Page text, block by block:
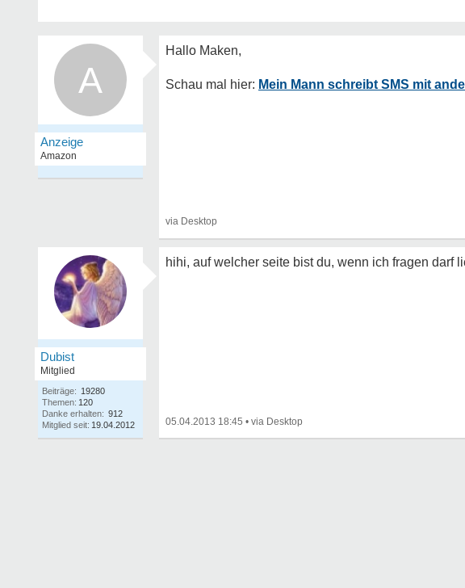
A Mein Mann schreibt SMS mit
Dubist
Mitglied
Beiträge: 19280
Themen: 120
Danke erhalten: 912
Mitglied seit: 19.04.2012
hihi, auf welcher seite bist du, wenn ich fragen darf
05.04.2013 18:45 •